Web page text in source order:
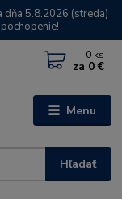
dňa 5.8.2026 (streda)
Menu
Hľadať
0 ks
za 0 €